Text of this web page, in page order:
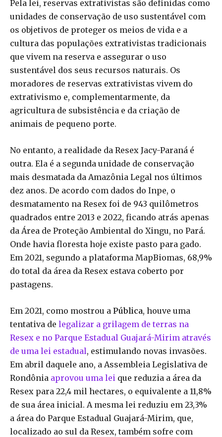
Pela lei, reservas extrativistas são definidas como
unidades de conservação de uso sustentável com
os objetivos de proteger os meios de vida e a
cultura das populações extrativistas tradicionais
que vivem na reserva e assegurar o uso
sustentável dos seus recursos naturais. Os
moradores de reservas extrativistas vivem do
extrativismo e, complementarmente, da
agricultura de subsistência e da criação de
animais de pequeno porte.
No entanto, a realidade da Resex Jacy-Paraná é
outra. Ela é a segunda unidade de conservação
mais desmatada da Amazônia Legal nos últimos
dez anos. De acordo com dados do Inpe, o
desmatamento na Resex foi de 943 quilômetros
quadrados entre 2013 e 2022, ficando atrás apenas
da Área de Proteção Ambiental do Xingu, no Pará.
Onde havia floresta hoje existe pasto para gado.
Em 2021, segundo a plataforma MapBiomas, 68,9%
do total da área da Resex estava coberto por
pastagens.
Em 2021, como mostrou a Pública, houve uma
tentativa de legalizar a grilagem de terras na
Resex e no Parque Estadual Guajará-Mirim através
de uma lei estadual, estimulando novas invasões.
Em abril daquele ano, a Assembleia Legislativa de
Rondônia aprovou uma lei que reduzia a área da
Resex para 22,4 mil hectares, o equivalente a 11,8%
de sua área inicial. A mesma lei reduziu em 23,3%
a área do Parque Estadual Guajará-Mirim, que,
localizado ao sul da Resex, também sofre com